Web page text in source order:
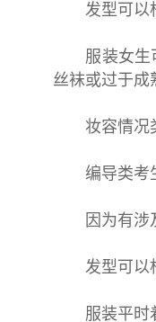
发型可以根
服装女生可
丝袜或过于成
妆容情况类
编导类考
因为有涉及
发型可以根
服装平时着